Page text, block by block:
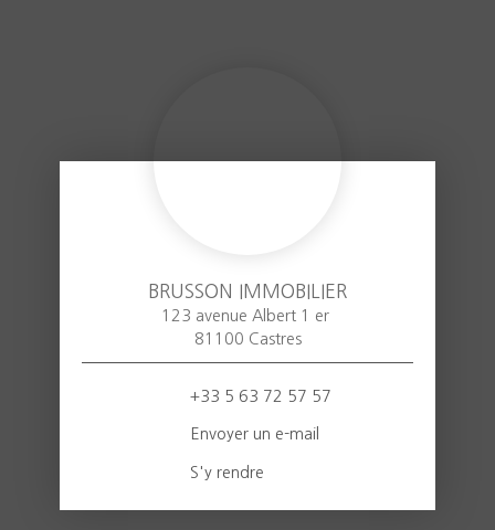
BRUSSON IMMOBILIER
123 avenue Albert 1 er
81100 Castres
+33 5 63 72 57 57
Envoyer un e-mail
S'y rendre